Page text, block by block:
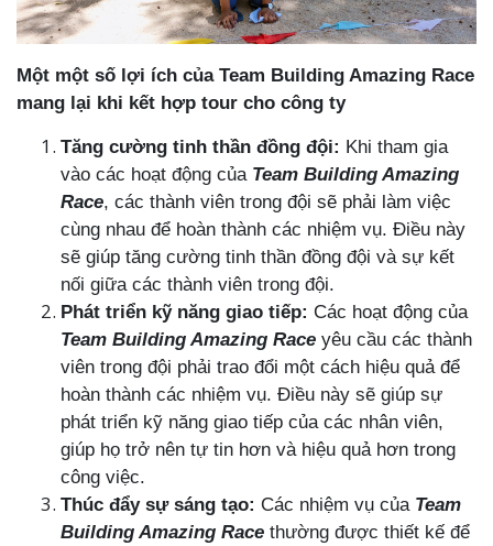
Một một số lợi ích của Team Building Amazing Race
mang lại khi kết hợp tour cho công ty
Tăng cường tinh thần đồng đội: Khi tham gia
vào các hoạt động của Team Building Amazing
Race, các thành viên trong đội sẽ phải làm việc
cùng nhau để hoàn thành các nhiệm vụ. Điều này
sẽ giúp tăng cường tinh thần đồng đội và sự kết
nối giữa các thành viên trong đội.
Phát triển kỹ năng giao tiếp: Các hoạt động của
Team Building Amazing Race yêu cầu các thành
viên trong đội phải trao đổi một cách hiệu quả để
hoàn thành các nhiệm vụ. Điều này sẽ giúp sự
phát triển kỹ năng giao tiếp của các nhân viên,
giúp họ trở nên tự tin hơn và hiệu quả hơn trong
công việc.
Thúc đẩy sự sáng tạo: Các nhiệm vụ của Team
Building Amazing Race thường được thiết kế để